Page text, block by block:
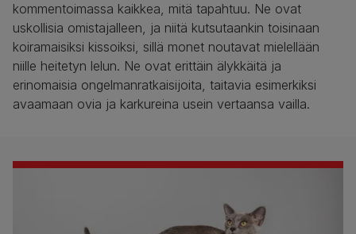
kommentoimassa kaikkea, mitä tapahtuu. Ne ovat
uskollisia omistajalleen, ja niitä kutsutaankin toisinaan
koiramaisiksi kissoiksi, sillä monet noutavat mielellään
niille heitetyn lelun. Ne ovat erittäin älykkäitä ja
erinomaisia ongelmanratkaisijoita, taitavia esimerkiksi
avaamaan ovia ja karkureina usein vertaansa vailla.